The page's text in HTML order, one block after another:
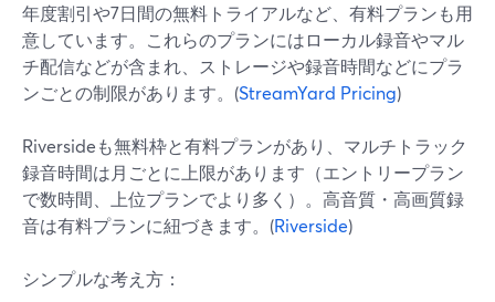
年度割引や7日間の無料トライアルなど、有料プランも用
意しています。これらのプランにはローカル録音やマル
チ配信などが含まれ、ストレージや録音時間などにプラ
ンごとの制限があります。(StreamYard Pricing)
Riversideも無料枠と有料プランがあり、マルチトラック
録音時間は月ごとに上限があります（エントリープラン
で数時間、上位プランでより多く）。高音質・高画質録
音は有料プランに紐づきます。(Riverside)
シンプルな考え方：